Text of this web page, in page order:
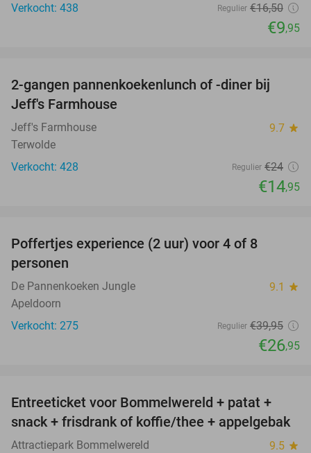
Verkocht: 438
Regulier €16,50
€9,95
38%
2-gangen pannenkoekenlunch of -diner bij
Jeff's Farmhouse
Jeff's Farmhouse 9.7 star
Terwolde
Verkocht: 428
Regulier €24
€14,95
Poffertjes experience (2 uur) voor 4 of 8
personen
De Pannenkoeken Jungle 9.1 star
Apeldoorn
Verkocht: 275
Regulier €39,95
€26,95
23%
Entreeticket voor Bommelwereld + patat +
snack + frisdrank of koffie/thee + appelgebak
Attractiepark Bommelwereld 9.5 star